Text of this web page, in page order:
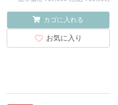
カゴに入れる
お気に入り